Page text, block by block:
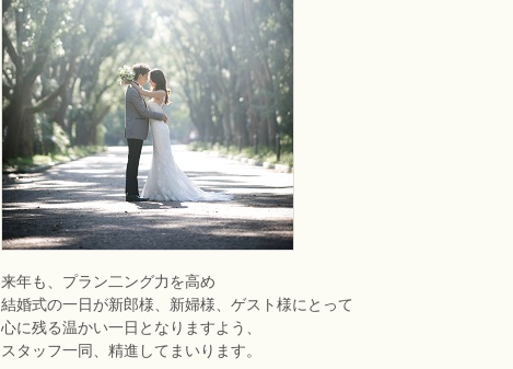
来年も、プラン二ング力を高め
結婚式の一日が新郎様、新婦様、ゲスト様にとって
心に残る温かい一日となりますよう、
スタッフ一同、精進してまいります。